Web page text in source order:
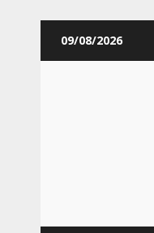
09/08/2026